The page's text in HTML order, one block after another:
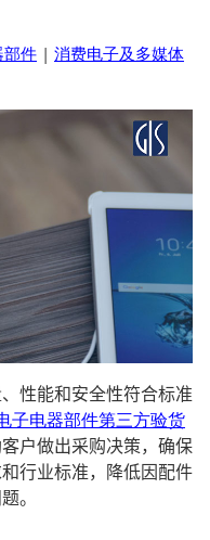
部件 | 消费电子及多媒体
性能和安全性符合标准
子电器部件第三方验货
户做出采购决策，确保
行业标准，降低因配件
。